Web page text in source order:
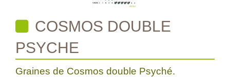
COSMOS DOUBLE
PSYCHE
Graines de Cosmos double Psyché.